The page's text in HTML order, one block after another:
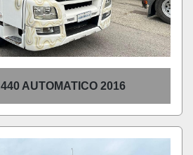
AUTOMATICO 2016